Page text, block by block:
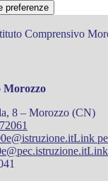
preferenze
Comprensivo
Morozzo
8 – Morozzo (CN)
Link
Link